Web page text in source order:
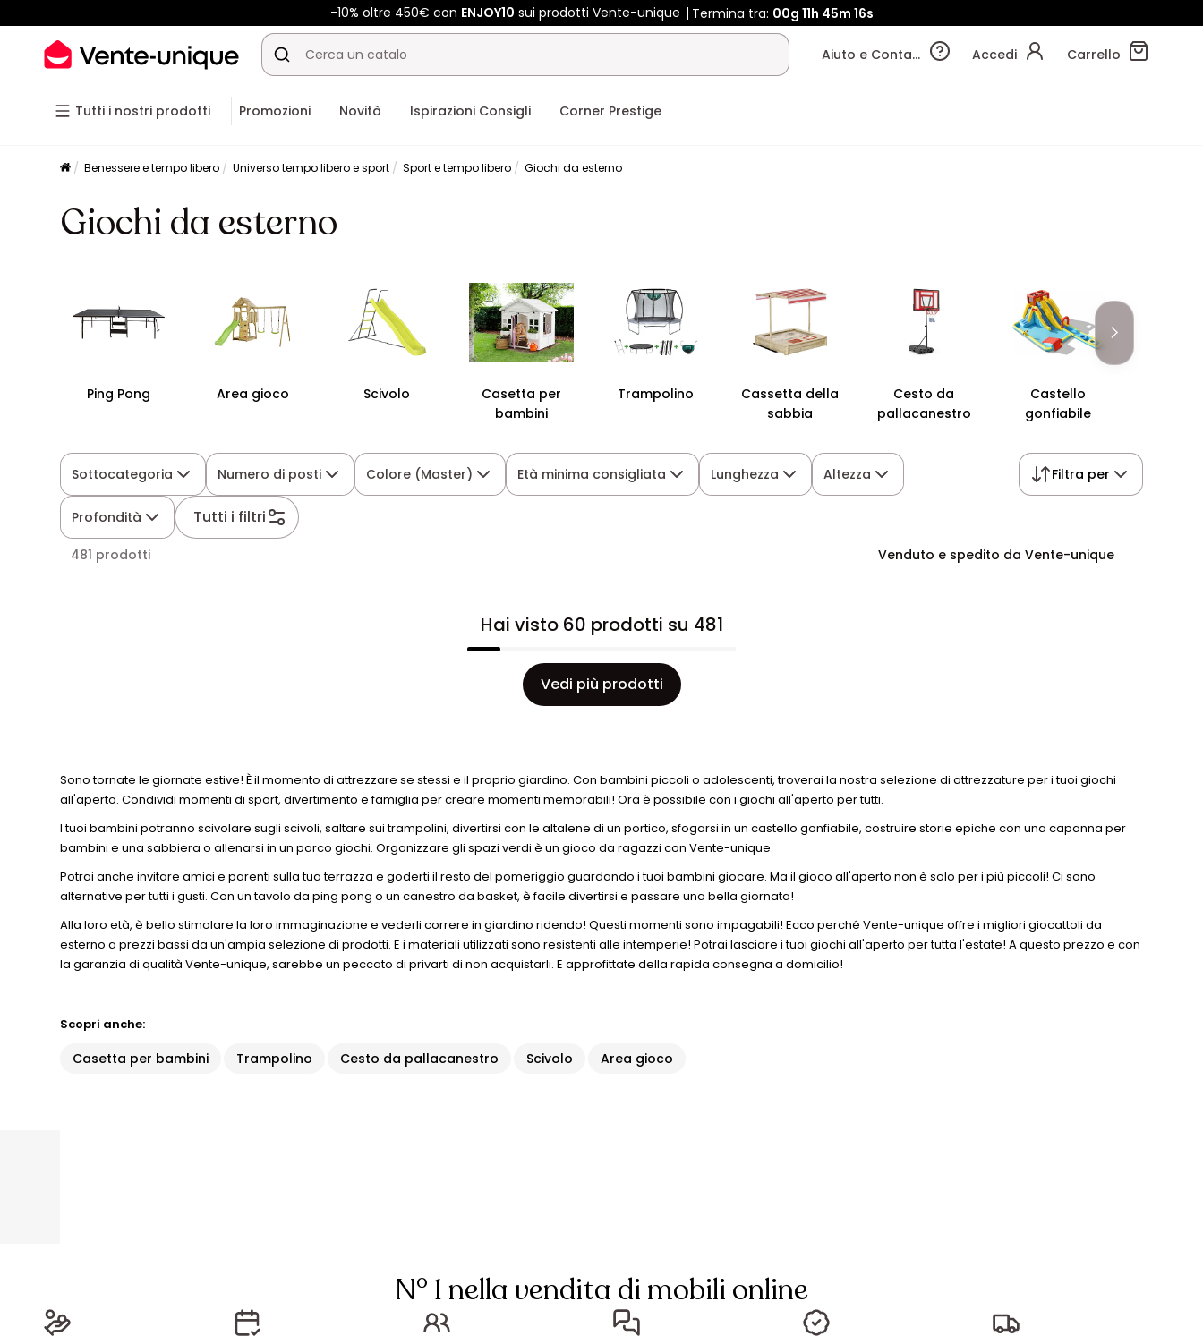
-10% oltre 450€ con ENJOY10 sui prodotti Vente-unique Termina tra: 00g 11h 45m 15s
Aiuto e Contatti Accedi Carrello
Tutti i nostri prodotti Promozioni Novità Ispirazioni Consigli Corner Prestige
Benessere e tempo libero Universo tempo libero e sport Sport e tempo libero Giochi da esterno
Giochi da esterno
Ping Pong Area gioco Scivolo
Casetta per
bambini
Trampolino
Cassetta della
sabbia
Cesto da
pallacanestro
Castello
gonfiabile
Sottocategoria Numero di posti Colore (Master) Età minima consigliata Lunghezza Altezza
Profondità Tutti i filtri
Filtra per
481 prodotti Venduto e spedito da Vente-unique
Hai visto 60 prodotti su 481
Vedi più prodotti
Sono tornate le giornate estive! È il momento di attrezzare se stessi e il proprio giardino. Con bambini piccoli o adolescenti, troverai la nostra selezione di attrezzature per i tuoi giochi
all'aperto. Condividi momenti di sport, divertimento e famiglia per creare momenti memorabili! Ora è possibile con i giochi all'aperto per tutti.
I tuoi bambini potranno scivolare sugli scivoli, saltare sui trampolini, divertirsi con le altalene di un portico, sfogarsi in un castello gonfiabile, costruire storie epiche con una capanna per
bambini e una sabbiera o allenarsi in un parco giochi. Organizzare gli spazi verdi è un gioco da ragazzi con Vente-unique.
Potrai anche invitare amici e parenti sulla tua terrazza e goderti il resto del pomeriggio guardando i tuoi bambini giocare. Ma il gioco all'aperto non è solo per i più piccoli! Ci sono
alternative per tutti i gusti. Con un tavolo da ping pong o un canestro da basket, è facile divertirsi e passare una bella giornata!
Alla loro età, è bello stimolare la loro immaginazione e vederli correre in giardino ridendo! Questi momenti sono impagabili! Ecco perché Vente-unique offre i migliori giocattoli da
esterno a prezzi bassi da un'ampia selezione di prodotti. E i materiali utilizzati sono resistenti alle intemperie! Potrai lasciare i tuoi giochi all'aperto per tutta l'estate! A questo prezzo e con
la garanzia di qualità Vente-unique, sarebbe un peccato di privarti di non acquistarli. E approfittate della rapida consegna a domicilio!
Scopri anche:
Casetta per bambini Trampolino Cesto da pallacanestro Scivolo Area gioco
N° 1 nella vendita di mobili online